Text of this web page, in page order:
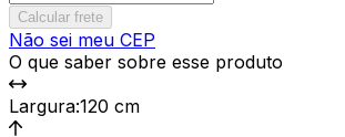
Calcular frete
Não sei meu CEP
O que saber sobre esse produto
Largura:120 cm